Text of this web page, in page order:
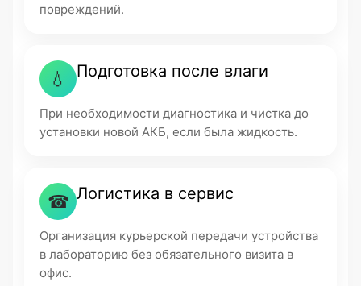
повреждений.
💧 Подготовка после влаги
При необходимости диагностика и чистка до
установки новой АКБ, если была жидкость.
☎ Логистика в сервис
Организация курьерской передачи устройства
в лабораторию без обязательного визита в
офис.